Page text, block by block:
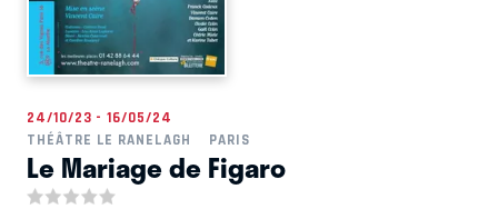
24/10/23 - 16/05/24
THÉÂTRE LE RANELAGH
PARIS
Le Mariage de Figaro